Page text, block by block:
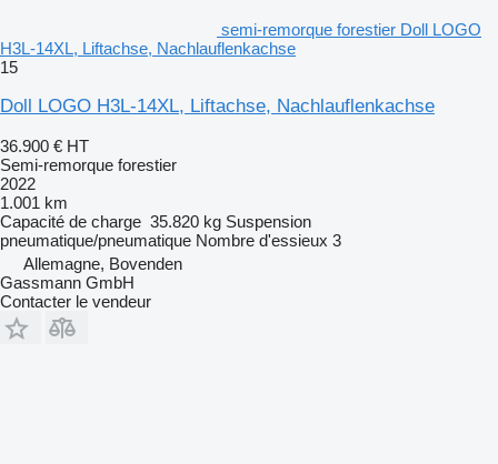
semi-remorque forestier Doll LOGO
H3L-14XL, Liftachse, Nachlauflenkachse
15
Doll LOGO H3L-14XL, Liftachse, Nachlauflenkachse
36.900 € HT
Semi-remorque forestier
2022
1.001 km
Capacité de charge 35.820 kg Suspension
pneumatique/pneumatique Nombre d'essieux 3
Allemagne, Bovenden
Gassmann GmbH
Contacter le vendeur